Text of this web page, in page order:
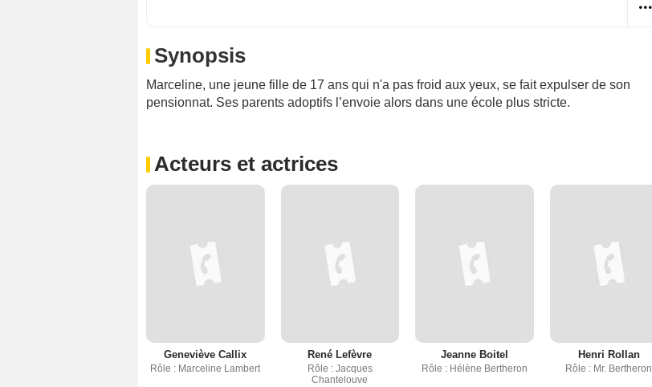
Synopsis
Marceline, une jeune fille de 17 ans qui n'a pas froid aux yeux, se fait expulser de son
pensionnat. Ses parents adoptifs l’envoie alors dans une école plus stricte.
Acteurs et actrices
Geneviève Callix
Rôle : Marceline Lambert
René Lefèvre
Rôle : Jacques
Chantelouve
Jeanne Boitel
Rôle : Hélène Bertheron
Henri Rollan
Rôle : Mr. Bertheron